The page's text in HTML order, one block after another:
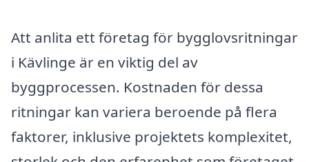
Att anlita ett företag för bygglovsritningar
i Kävlinge är en viktig del av
byggprocessen. Kostnaden för dessa
ritningar kan variera beroende på flera
faktorer, inklusive projektets komplexitet,